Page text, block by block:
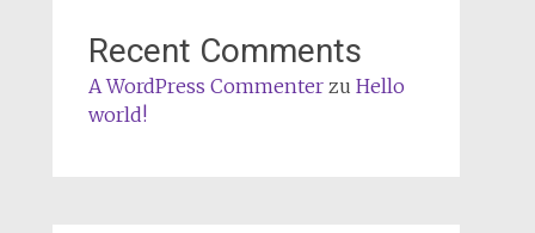
Recent Comments
A WordPress Commenterzu Hello
world!